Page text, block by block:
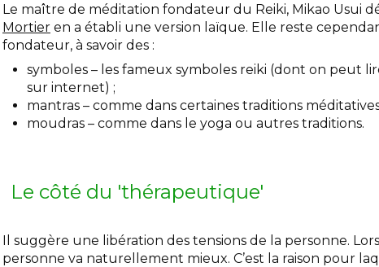
Le maître de méditation fondateur du Reiki, Mikao Usui
Mortier en a établi une version laïque. Elle reste
fondateur, à savoir des :
symboles – les fameux symboles reiki (dont on peut
sur internet) ;
mantras – comme dans certaines traditions
moudras – comme dans le yoga ou autres traditions.
Le côté du 'thérapeutique'
Il suggère une libération des tensions de la personne.
personne va naturellement mieux. C’est la raison pour